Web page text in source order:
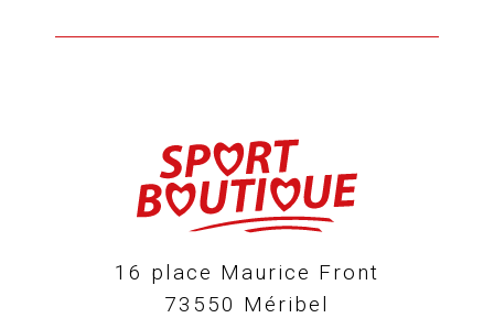
16 place Maurice Front
73550 Méribel